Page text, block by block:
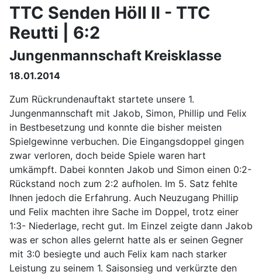
TTC Senden Höll II - TTC
Reutti | 6:2
Jungenmannschaft Kreisklasse
18.01.2014
Zum Rückrundenauftakt startete unsere 1.
Jungenmannschaft mit Jakob, Simon, Phillip und Felix
in Bestbesetzung und konnte die bisher meisten
Spielgewinne verbuchen. Die Eingangsdoppel gingen
zwar verloren, doch beide Spiele waren hart
umkämpft. Dabei konnten Jakob und Simon einen 0:2-
Rückstand noch zum 2:2 aufholen. Im 5. Satz fehlte
Ihnen jedoch die Erfahrung. Auch Neuzugang Phillip
und Felix machten ihre Sache im Doppel, trotz einer
1:3- Niederlage, recht gut. Im Einzel zeigte dann Jakob
was er schon alles gelernt hatte als er seinen Gegner
mit 3:0 besiegte und auch Felix kam nach starker
Leistung zu seinem 1. Saisonsieg und verkürzte den